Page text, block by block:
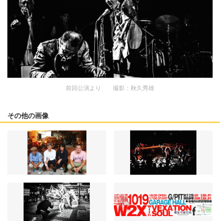
前回公演より 撮影：秋久秀雄
その他の画像